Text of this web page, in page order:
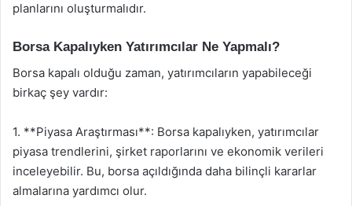
planlarını oluşturmalıdır.
Borsa Kapalıyken Yatırımcılar Ne Yapmalı?
Borsa kapalı olduğu zaman, yatırımcıların yapabileceği
birkaç şey vardır:
1. **Piyasa Araştırması**: Borsa kapalıyken, yatırımcılar
piyasa trendlerini, şirket raporlarını ve ekonomik verileri
inceleyebilir. Bu, borsa açıldığında daha bilinçli kararlar
almalarına yardımcı olur.